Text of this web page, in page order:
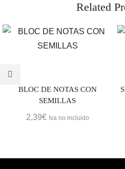
Related
BLOC DE NOTAS CON
SEMILLAS
2,39€ Iva no incluido